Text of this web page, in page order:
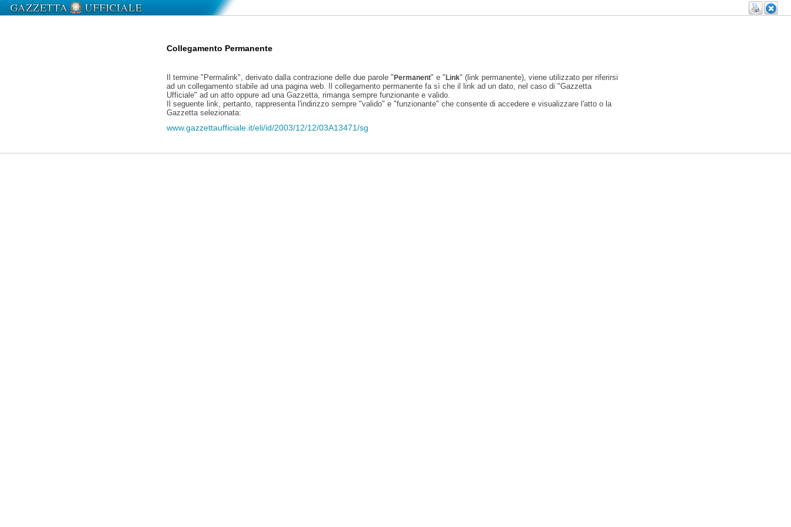
Collegamento Permanente
Il termine "Permalink", derivato dalla contrazione delle due parole "Permanent" e "Link" (link permanente), viene utilizzato per riferirsi
ad un collegamento stabile ad una pagina web. Il collegamento permanente fa sì che il link ad un dato, nel caso di "Gazzetta
Ufficiale" ad un atto oppure ad una Gazzetta, rimanga sempre funzionante e valido.
Il seguente link, pertanto, rappresenta l'indirizzo sempre "valido" e "funzionante" che consente di accedere e visualizzare l'atto o la
Gazzetta selezionata:
www.gazzettaufficiale.it/eli/id/2003/12/12/03A13471/sg